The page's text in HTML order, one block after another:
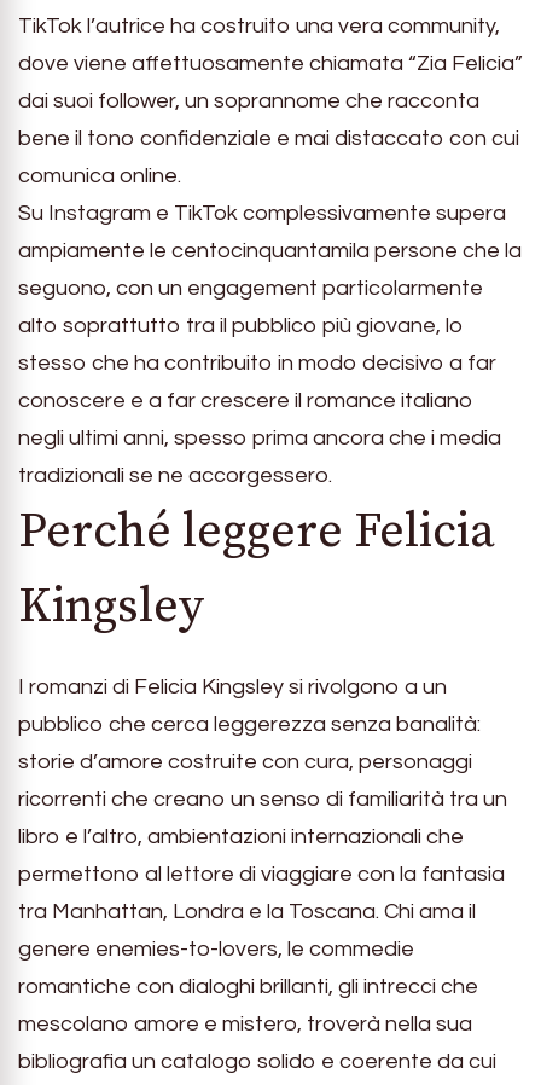
TikTok l’autrice ha costruito una vera community,
dove viene affettuosamente chiamata “Zia Felicia”
dai suoi follower, un soprannome che racconta
bene il tono confidenziale e mai distaccato con cui
comunica online.
Su Instagram e TikTok complessivamente supera
ampiamente le centocinquantamila persone che la
seguono, con un engagement particolarmente
alto soprattutto tra il pubblico più giovane, lo
stesso che ha contribuito in modo decisivo a far
conoscere e a far crescere il romance italiano
negli ultimi anni, spesso prima ancora che i media
tradizionali se ne accorgessero.
Perché leggere Felicia
Kingsley
I romanzi di Felicia Kingsley si rivolgono a un
pubblico che cerca leggerezza senza banalità:
storie d’amore costruite con cura, personaggi
ricorrenti che creano un senso di familiarità tra un
libro e l’altro, ambientazioni internazionali che
permettono al lettore di viaggiare con la fantasia
tra Manhattan, Londra e la Toscana. Chi ama il
genere enemies-to-lovers, le commedie
romantiche con dialoghi brillanti, gli intrecci che
mescolano amore e mistero, troverà nella sua
bibliografia un catalogo solido e coerente da cui